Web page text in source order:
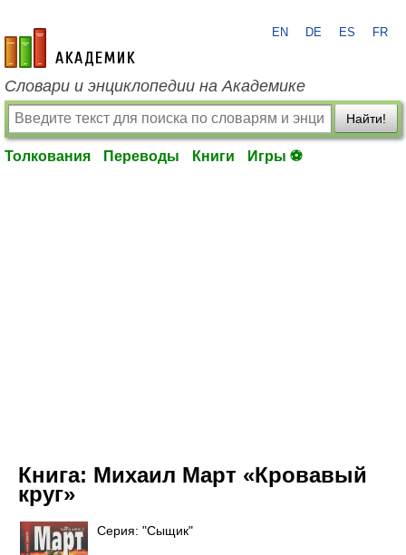
academic.ru
EN DE ES FR
Словари и энциклопедии на Академике
Найти!
Толкования Переводы Книги Игры ⚽
Книга: Михаил Март «Кровавый
круг»
Серия: "Сыщик"